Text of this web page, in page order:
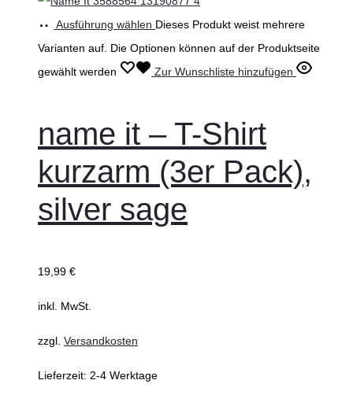
Ausführung wählen Dieses Produkt weist mehrere
Varianten auf. Die Optionen können auf der Produktseite
gewählt werden
Zur Wunschliste hinzufügen
name it – T-Shirt
kurzarm (3er Pack),
silver sage
19,99 €
inkl. MwSt.
zzgl. Versandkosten
Lieferzeit: 2-4 Werktage